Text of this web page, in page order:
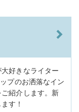
好きなライター
プのお洒落なイン
紹介します。新
す！